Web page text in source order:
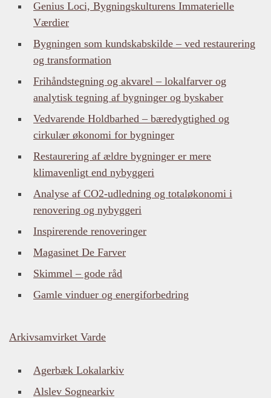
Genius Loci, Bygningskulturens Immaterielle
Værdier
Bygningen som kundskabskilde – ved restaurering
og transformation
Frihåndstegning og akvarel – lokalfarver og
analytisk tegning af bygninger og byskaber
Vedvarende Holdbarhed – bæredygtighed og
cirkulær økonomi for bygninger
Restaurering af ældre bygninger er mere
klimavenligt end nybyggeri
Analyse af CO2-udledning og totaløkonomi i
renovering og nybyggeri
Inspirerende renoveringer
Magasinet De Farver
Skimmel – gode råd
Gamle vinduer og energiforbedring
Arkivsamvirket Varde
Agerbæk Lokalarkiv
Alslev Sognearkiv